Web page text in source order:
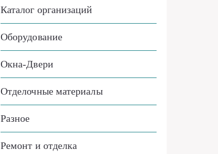
Каталог организаций
Оборудование
Окна-Двери
Отделочные материалы
Разное
Ремонт и отделка